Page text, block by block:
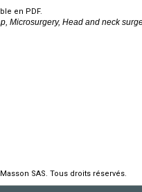
en PDF.
Microsurgery, Head and neck
SAS. Tous droits réservés.